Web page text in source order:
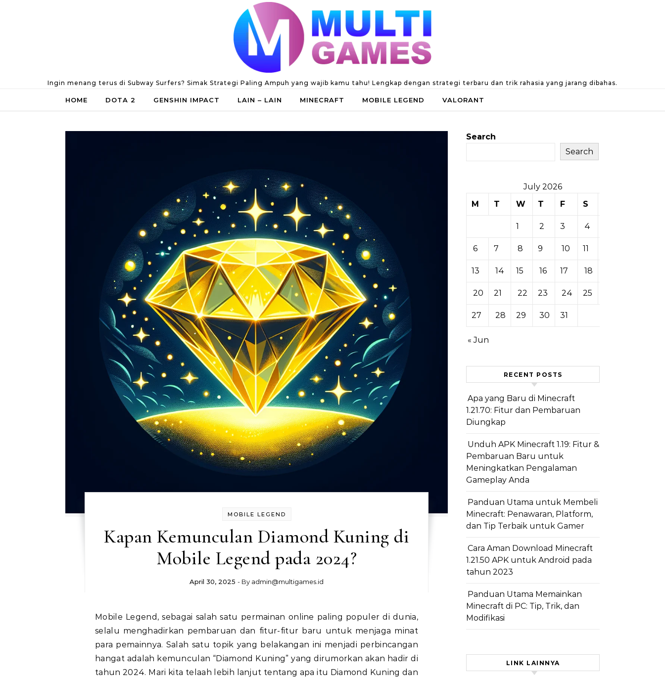
Ingin menang terus di Subway Surfers? Simak Strategi Paling Ampuh yang wajib kamu tahu! Lengkap dengan strategi terbaru dan trik rahasia yang jarang dibahas.
HOME DOTA 2 GENSHIN IMPACT LAIN – LAIN MINECRAFT MOBILE LEGEND VALORANT
MOBILE LEGEND
Kapan Kemunculan Diamond Kuning di
Mobile Legend pada 2024?
April 30, 2025 - By admin@multigames.id
Mobile Legend, sebagai salah satu permainan online paling populer di dunia,
selalu menghadirkan pembaruan dan fitur-fitur baru untuk menjaga minat
para pemainnya. Salah satu topik yang belakangan ini menjadi perbincangan
hangat adalah kemunculan “Diamond Kuning” yang dirumorkan akan hadir di
tahun 2024. Mari kita telaah lebih lanjut tentang apa itu Diamond Kuning dan
Search
Search
July 2026
M
T W T F S
1 2 3 4
6 7 8 9 10 11
13 14 15 16 17 18
20 21 22 23 24 25
27 28 29 30 31
« Jun
RECENT POSTS
Apa yang Baru di Minecraft
1.21.70: Fitur dan Pembaruan
Diungkap
Unduh APK Minecraft 1.19: Fitur &
Pembaruan Baru untuk
Meningkatkan Pengalaman
Gameplay Anda
Panduan Utama untuk Membeli
Minecraft: Penawaran, Platform,
dan Tip Terbaik untuk Gamer
Cara Aman Download Minecraft
1.21.50 APK untuk Android pada
tahun 2023
Panduan Utama Memainkan
Minecraft di PC: Tip, Trik, dan
Modifikasi
LINK LAINNYA